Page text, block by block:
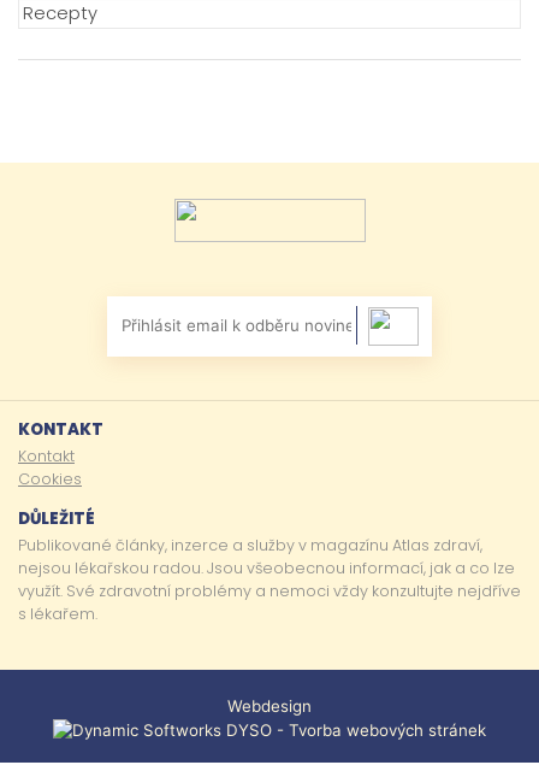
Recepty
KONTAKT
Kontakt
Cookies
DŮLEŽITÉ
Publikované články, inzerce a služby v magazínu Atlas zdraví,
nejsou lékařskou radou. Jsou všeobecnou informací, jak a co lze
využít. Své zdravotní problémy a nemoci vždy konzultujte nejdříve
s lékařem.
Webdesign